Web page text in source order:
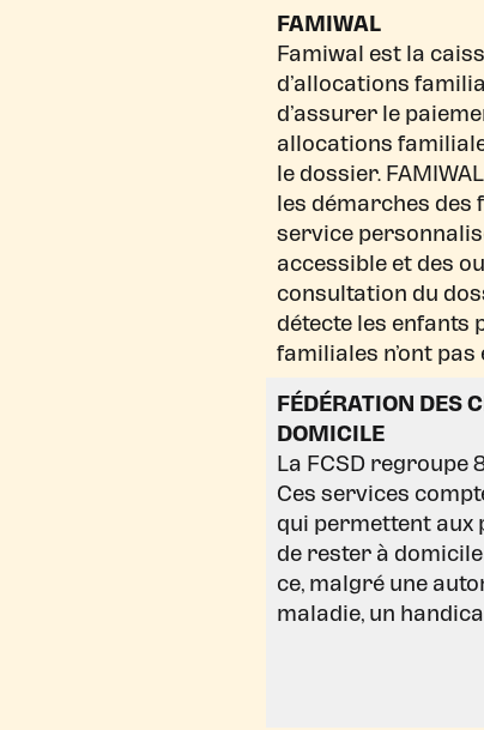
FAMIWAL
Famiwal est la
d’allocations
d’assurer le
allocations
le dossier.
les démarches des
service
accessible et des
consultation du
détecte les
familiales n’ont
FÉDÉRATION DES
DOMICILE
La FCSD regroupe
Ces services
qui permettent
de rester à
ce, malgré une
maladie, un